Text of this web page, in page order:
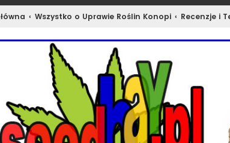
Wszystko o Uprawie Roślin Konopi Recenzje i